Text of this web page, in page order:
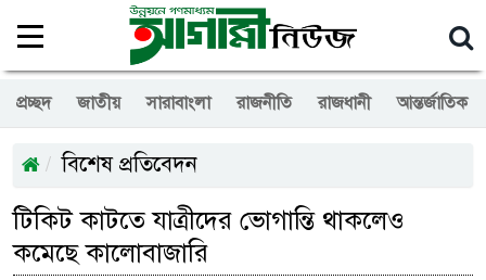
প্রচ্ছদ জাতীয় সারাবাংলা রাজনীতি রাজধানী আন্তর্জাতিক
বিশেষ প্রতিবেদন
টিকিট কাটতে যাত্রীদের ভোগান্তি থাকলেও
কমেছে কালোবাজারি